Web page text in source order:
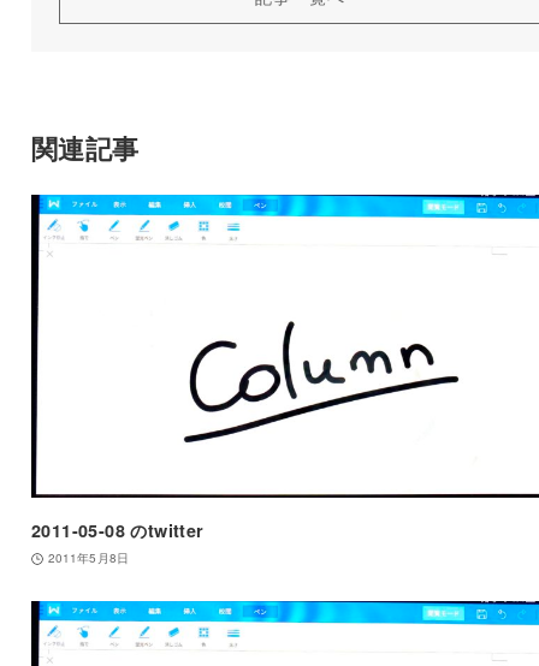
関連記事
2011-05-08 のtwitter
2011年5月8日